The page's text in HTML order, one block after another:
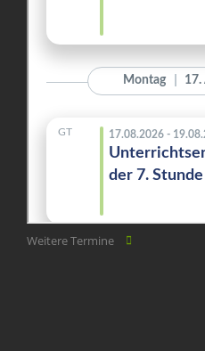
Weitere Termine